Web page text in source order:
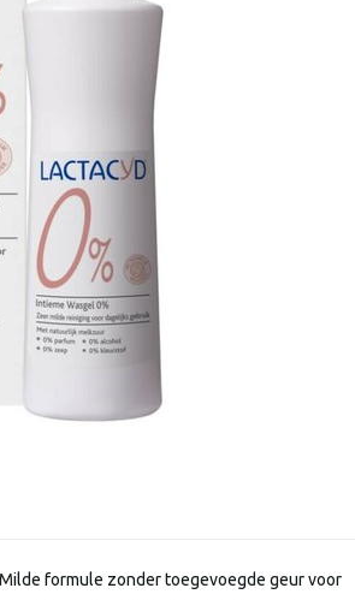
formule zonder toegevoegde geur voor